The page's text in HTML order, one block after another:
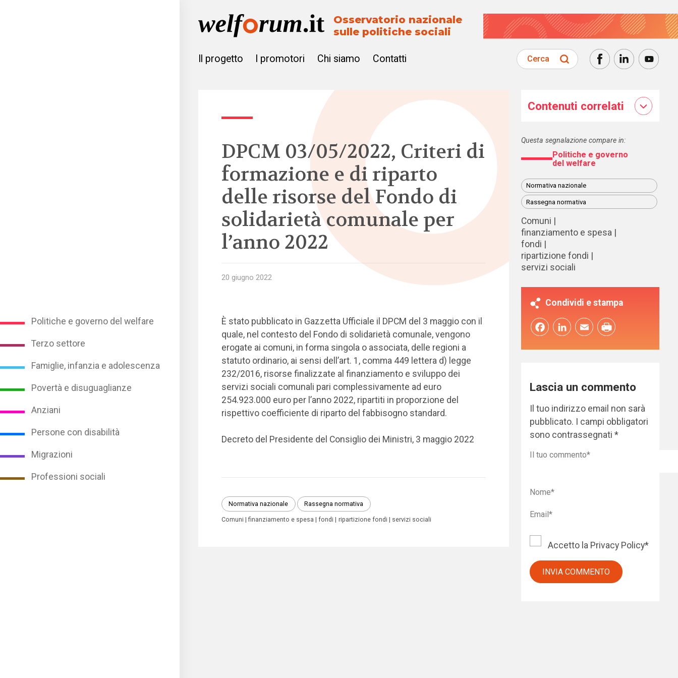
Politiche e governo del welfare
Terzo settore
Famiglie, infanzia e adolescenza
Povertà e disuguaglianze
Anziani
Persone con disabilità
Migrazioni
Professioni sociali
Osservatorio nazionale
sulle politiche sociali
Il progetto I promotori Chi siamo Contatti Cerca
DPCM 03/05/2022, Criteri di
formazione e di riparto
delle risorse del Fondo di
solidarietà comunale per
l’anno 2022
20 giugno 2022
È stato pubblicato in Gazzetta Ufficiale il DPCM del 3 maggio con il
quale, nel contesto del Fondo di solidarietà comunale, vengono
erogate ai comuni, in forma singola o associata, delle regioni a
statuto ordinario, ai sensi dell’art. 1, comma 449 lettera d) legge
232/2016, risorse finalizzate al finanziamento e sviluppo dei
servizi sociali comunali pari complessivamente ad euro
254.923.000 euro per l’anno 2022, ripartiti in proporzione del
rispettivo coefficiente di riparto del fabbisogno standard.
Decreto del Presidente del Consiglio dei Ministri, 3 maggio 2022
Normativa nazionale Rassegna normativa
Comuni finanziamento e spesa fondi ripartizione fondi servizi sociali
Contenuti correlati
Questa segnalazione compare in:
Politiche e governo
del welfare
Normativa nazionale
Rassegna normativa
Comuni
finanziamento e spesa
fondi
ripartizione fondi
servizi sociali
Condividi e stampa
FacebookLinkedInEmail
Lascia un commento
Il tuo indirizzo email non sarà
pubblicato. I campi obbligatori
sono contrassegnati*
Accetto la Privacy Policy*